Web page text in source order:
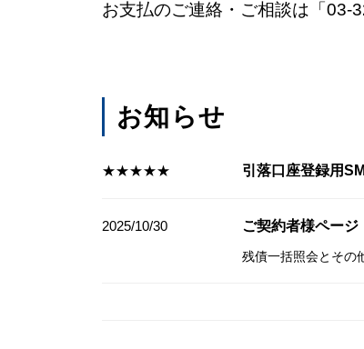
お支払のご連絡・ご相談は「
お知らせ
★★★★★ 引落口座登録用
2025/10/30 ご契約者様ペー
残債一括照会とその